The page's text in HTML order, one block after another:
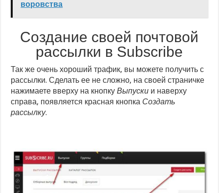
воровства
Создание своей почтовой
рассылки в Subscribe
Так же очень хороший трафик, вы можете получить с
рассылки. Сделать ее не сложно, на своей страничке
нажимаете вверху на кнопкуВыпуски и наверху
справа, появляется красная кнопка Создать
рассылку.